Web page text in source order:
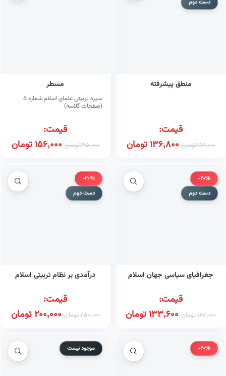
دست دوم
منطق پیشرفته
قیمت:
171,000تومان 136,800تومان
مسطر
سیره تربیتی علمای اسلام شماره ۵
(صفحات گلاسه)
قیمت:
195,000تومان 156,000تومان
-20%
دست دوم
جغرافیای سیاسی جهان اسلام
قیمت:
167,000تومان 133,600تومان
-20%
دست دوم
درآمدی بر نظام تربیتی اسلام
قیمت:
250,000تومان 200,000تومان
-20% موجود نیست